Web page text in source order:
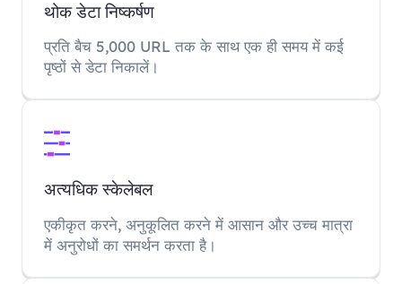
थोक डेटा निष्कर्षण
प्रति बैच 5,000 URL तक के साथ एक ही समय में कई
पृष्ठों से डेटा निकालें।
अत्यधिक स्केलेबल
एकीकृत करने, अनुकूलित करने में आसान और उच्च मात्रा
में अनुरोधों का समर्थन करता है।